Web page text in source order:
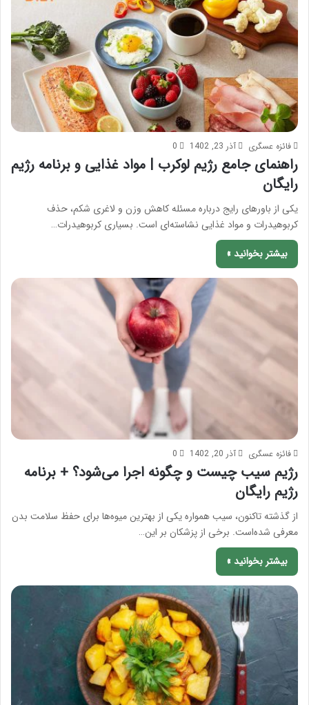
فائزه عسگری آذر 23, 1402 0
راهنمای جامع رژیم لوکرب | مواد غذایی و برنامه رژیم
رایگان
یکی از باورهای رایج درباره مسئله کاهش وزن و لاغری شکم، حذف
کربوهیدرات و مواد غذایی نشاسته‌ای است. بسیاری کربوهیدرات…
بیشتر بخوانید »
فائزه عسگری آذر 20, 1402 0
رژیم سیب چیست و چگونه اجرا می‌شود؟ + برنامه
رژیم رایگان
از گذشته تاکنون، سیب همواره یکی از بهترین میوه‌ها برای حفظ سلامت بدن
معرفی شده‌است. برخی از پزشکان بر این…
بیشتر بخوانید »